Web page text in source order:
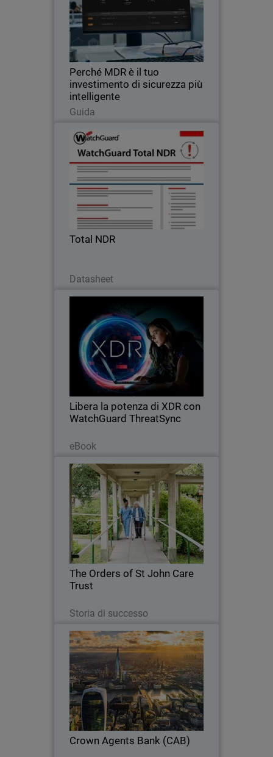
Perché MDR è il tuo
investimento di sicurezza più
intelligente
Guida
Body
MDR offre sicurezza 24 ore su 24, 7
giorni su 7, fermando le minacce così
non devi farlo tu.
Leggi ora
Total NDR
Datasheet
Total NDR
Rilevamento esteso delle minacce,
correzione automatizzata
Libera la potenza di XDR con
WatchGuard ThreatSync
eBook
WatchGuard ThreatSync
Body
Scopri come gli MSP possono sbloccare
la potenza della sicurezza unificata e
lasciarsi alle spalle la sicurezza
disconnessa con XDR.
The Orders of St John Care
Trust
Storia di successo
The Orders of St John Care Trust
Il Trust ha cercato una soluzione di
sicurezza basata sul cloud e un
rilevamento delle minacce che potesse
integrarsi con la sua infrastruttura
cloud.
Crown Agents Bank (CAB)
Crown Agents Bank (CAB)
WatchGuard NDR fornisce analisi
basate sull'intelligenza artificiale per
rilevare le minacce e integrandosi
perfettamente con gli strumenti
esistenti.